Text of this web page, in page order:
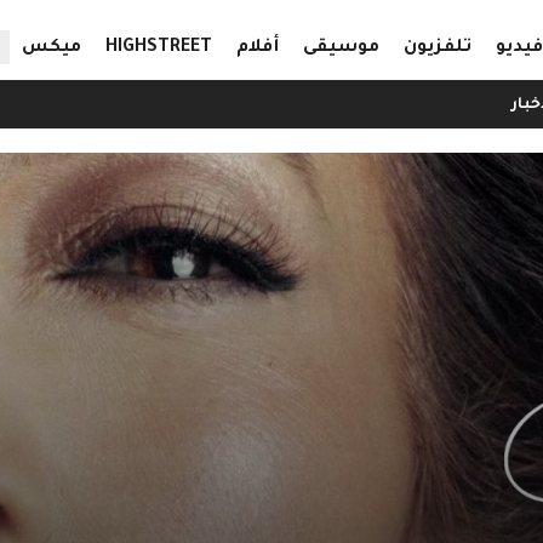
فيديو تلفزيون موسيقى أفلام HIGHSTREET ميكس